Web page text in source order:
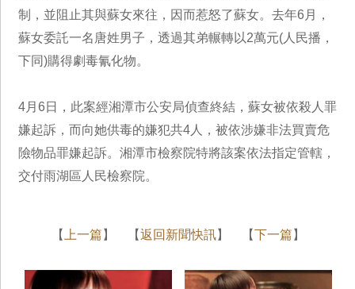
制，並阻止其與蘇女來往，因而惹怒了蘇女。去年6月，
蘇女委託一名唐姓男子，透過其弟輾轉以2萬元(人民播，
下同)購得劇毒氰化物。
4月6日，此案經湘潭市公安局偵查終結，蘇女被依殺人罪
嫌起訴，而向她供毒的嫌犯共4人，被依涉嫌非法買賣危
險物品罪嫌起訴。湘潭市檢察院特將該案依法指定管轄，
交付雨湖區人民檢察院。
【 上一篇 】 【返回新聞快訊】 【下一篇 】